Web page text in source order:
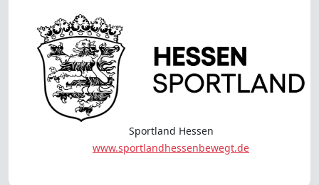
Sportland Hessen
www.sportlandhessenbewegt.de